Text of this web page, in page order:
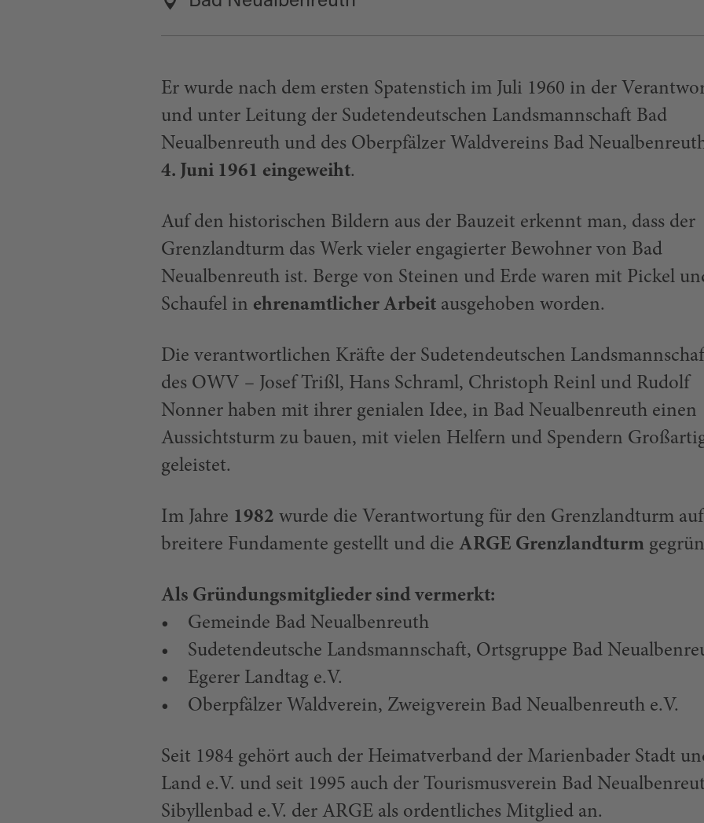
Er wurde nach dem ersten Spatenstich im Juli 1960 in der
und unter Leitung der Sudetendeutschen Landsmannschaft Bad
Neualbenreuth und des Oberpfälzer Waldvereins Bad
4. Juni 1961 eingeweiht.
Auf den historischen Bildern aus der Bauzeit erkennt man, dass der
Grenzlandturm das Werk vieler engagierter Bewohner von Bad
Neualbenreuth ist. Berge von Steinen und Erde waren mit Pickel
Schaufel in ehrenamtlicher Arbeit ausgehoben worden.
Die verantwortlichen Kräfte der Sudetendeutschen
des OWV – Josef Trißl, Hans Schraml, Christoph Reinl und Rudolf
Nonner haben mit ihrer genialen Idee, in Bad Neualbenreuth einen
Aussichtsturm zu bauen, mit vielen Helfern und Spendern
geleistet.
Im Jahre 1982 wurde die Verantwortung für den Grenzlandturm auf
breitere Fundamente gestellt und dieARGE Grenzlandturm
Als Gründungsmitglieder sind vermerkt:
• Gemeinde Bad Neualbenreuth
• Sudetendeutsche Landsmannschaft, Ortsgruppe Bad
• Egerer Landtag e.V.
• Oberpfälzer Waldverein, Zweigverein Bad Neualbenreuth e.V.
Seit 1984 gehört auch der Heimatverband der Marienbader Stadt
Land e.V. und seit 1995 auch der Tourismusverein Bad
Sibyllenbad e.V. der ARGE als ordentliches Mitglied an.